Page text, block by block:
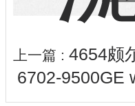
上一篇 : 4654颇
6702-9500GE